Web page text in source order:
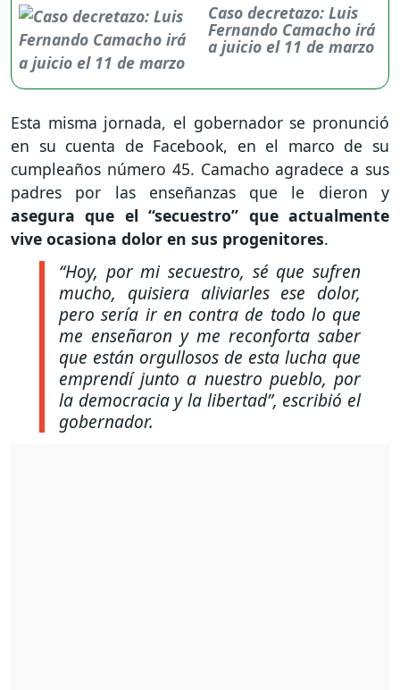
Caso decretazo: Luis
Fernando Camacho irá
a juicio el 11 de marzo
Esta misma jornada, el gobernador se pronunció
en su cuenta de Facebook, en el marco de su
cumpleaños número 45. Camacho agradece a sus
padres por las enseñanzas que le dieron y
asegura que el “secuestro” que actualmente
vive ocasiona dolor en sus progenitores.
“Hoy, por mi secuestro, sé que sufren
mucho, quisiera aliviarles ese dolor,
pero sería ir en contra de todo lo que
me enseñaron y me reconforta saber
que están orgullosos de esta lucha que
emprendí junto a nuestro pueblo, por
la democracia y la libertad”, escribió el
gobernador.